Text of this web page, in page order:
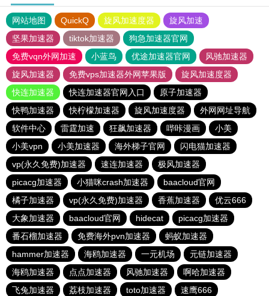
网站地图 QuickQ 旋风加速度器
旋风加速
坚果加速器
tiktok加速器
狗急加速器官网
免费vqn外网加速
小蓝鸟 优途加速器官网
风驰加速器
旋风加速器
免费vps加速器外网苹果版
旋风加速度器
快连加速器
快连加速器官网入口
原子加速器
快鸭加速器
快柠檬加速器 旋风加速度器
外网网址导航
软件中心
雷霆加速 狂飙加速器 哔咔漫画
小美
小美vpn
小美加速器 海外梯子官网
闪电猫加速器
vp(永久免费)加速器
速连加速器
极风加速器
picacg加速器
小猫咪crash加速器
baacloud官网
橘子加速器
vp(永久免费)加速器 香蕉加速器
优云666
大象加速器
baacloud官网 hidecat
picacg加速器
番石榴加速器
免费海外pvn加速器
蚂蚁加速器
hammer加速器
海鸥加速器 一元机场
元链加速器
海鸥加速器
点点加速器 风驰加速器
啊哈加速器
飞兔加速器
荔枝加速器 toto加速器 速鹰666